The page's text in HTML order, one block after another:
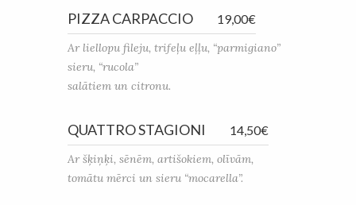
PIZZA CARPACCIO 19,00€
Ar liellopu fileju, trifeļu eļļu, “parmigiano”
sieru, “rucola”
salātiem un citronu.
QUATTRO STAGIONI 14,50€
Ar šķiņķi, sēnēm, artišokiem, olīvām,
tomātu mērci un sieru “mocarella”.